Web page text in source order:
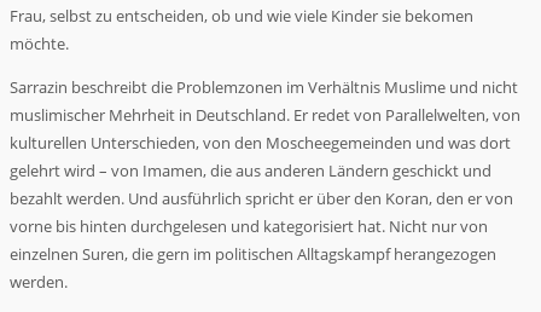
Frau, selbst zu entscheiden, ob und wie viele Kinder sie bekomen
möchte.
Sarrazin beschreibt die Problemzonen im Verhältnis Muslime und nicht
muslimischer Mehrheit in Deutschland. Er redet von Parallelwelten, von
kulturellen Unterschieden, von den Moscheegemeinden und was dort
gelehrt wird – von Imamen, die aus anderen Ländern geschickt und
bezahlt werden. Und ausführlich spricht er über den Koran, den er von
vorne bis hinten durchgelesen und kategorisiert hat. Nicht nur von
einzelnen Suren, die gern im politischen Alltagskampf herangezogen
werden.